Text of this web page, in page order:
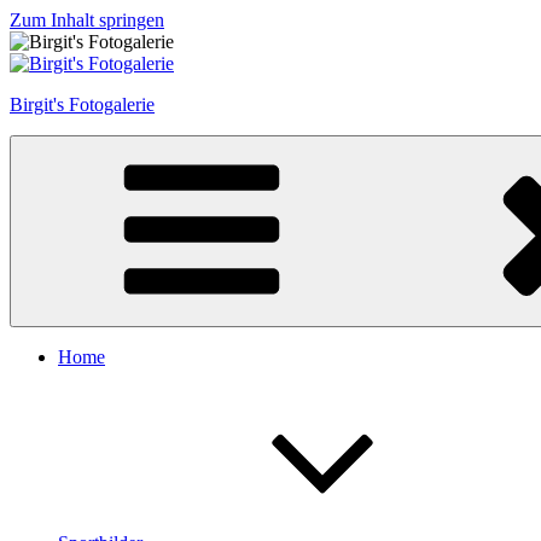
Zum Inhalt springen
Birgit's Fotogalerie
Home